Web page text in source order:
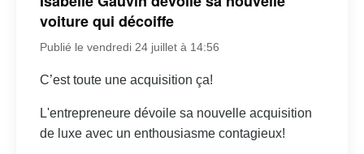
voiture qui décoiffe
Publié le vendredi 24 juillet à 14:56
C’est toute une acquisition ça!
L'entrepreneure dévoile sa nouvelle acquisition
de luxe avec un enthousiasme contagieux!